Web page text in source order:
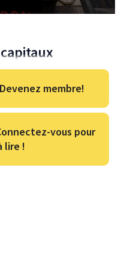
membre!
vous pour
lire !